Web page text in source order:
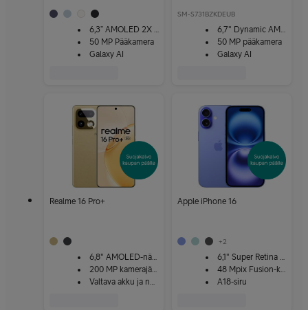
6,3” AMOLED 2X -näyttö
50 MP Pääkamera
Galaxy AI
SM-S731BZKDEUB
6,7" Dynamic AMOLED 2X -näyttö
50 MP pääkamera
Galaxy AI
Realme 16 Pro+
6,8" AMOLED-näyttö
200 MP kamerajärjestelmä
Valtava akku ja nopea lataus
Apple iPhone 16
+2
6,1" Super Retina XDR
48 Mpix Fusion-kamera
A18-siru